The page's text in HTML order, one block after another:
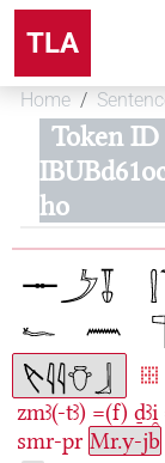
TLA
Home
Token ID
ho
zmꜣ(-tꜣ) =(f) ḏꜣi̯
smr-pr Mr.y-jb